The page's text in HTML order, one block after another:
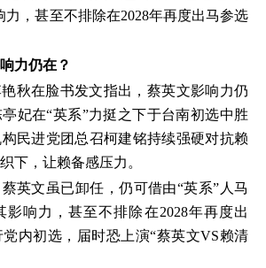
力，甚至不排除在2028年再度出马参选
力仍在？
秋在脸书发文指出，蔡英文影响力仍
妃在“英系”力挺之下于台南初选中胜
民进党团总召柯建铭持续强硬对抗赖
下，让赖备感压力。
英文虽已卸任，仍可借由“英系”人马
影响力，甚至不排除在2028年再度出
内初选，届时恐上演“蔡英文VS赖清